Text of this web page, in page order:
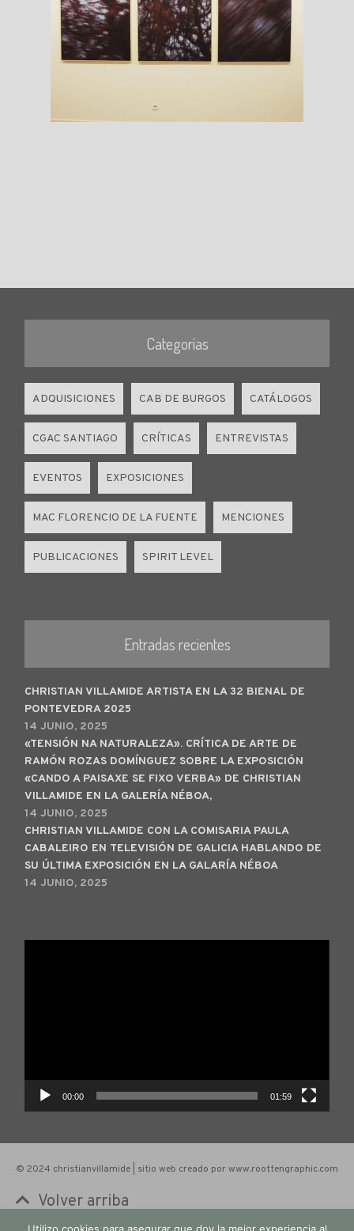
Categorías
ADQUISICIONES CAB DE BURGOS CATÁLOGOS
CGAC SANTIAGO CRÍTICAS ENTREVISTAS
EVENTOS EXPOSICIONES
MAC FLORENCIO DE LA FUENTE MENCIONES
PUBLICACIONES SPIRIT LEVEL
Entradas recientes
CHRISTIAN VILLAMIDE ARTISTA EN LA 32 BIENAL DE
PONTEVEDRA 2025
14 JUNIO, 2025
«TENSIÓN NA NATURALEZA». CRÍTICA DE ARTE DE
RAMÓN ROZAS DOMÍNGUEZ SOBRE LA EXPOSICIÓN
«CANDO A PAISAXE SE FIXO VERBA» DE CHRISTIAN
VILLAMIDE EN LA GALERÍA NÉBOA,
14 JUNIO, 2025
CHRISTIAN VILLAMIDE CON LA COMISARIA PAULA
CABALEIRO EN TELEVISIÓN DE GALICIA HABLANDO DE
SU ÚLTIMA EXPOSICIÓN EN LA GALARÍA NÉBOA
14 JUNIO, 2025
00:00 01:59
© 2024 christianvillamide | sitio web creado por www.roottengraphic.com
Volver arriba